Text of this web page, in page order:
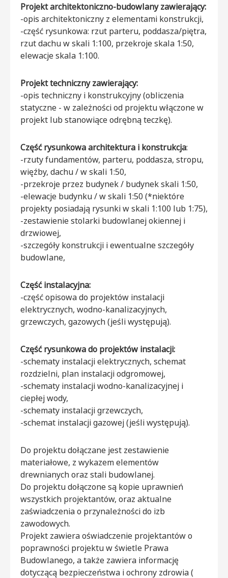
Projekt architektoniczno-budowlany zawierający:
-opis architektoniczny z elementami konstrukcji,
-część rysunkowa: rzut parteru, poddasza/piętra,
rzut dachu w skali 1:100, przekroje skala 1:50,
elewacje skala 1:100.
Projekt techniczny zawierający:
-opis techniczny i konstrukcyjny (obliczenia
statyczne - w zależności od projektu włączone w
projekt lub stanowiące odrębną teczkę).
Część rysunkowa architektura i konstrukcja:
-rzuty fundamentów, parteru, poddasza, stropu,
więźby, dachu / w skali 1:50,
-przekroje przez budynek / budynek skali 1:50,
-elewacje budynku / w skali 1:50 (*niektóre
projekty posiadają rysunki w skali 1:100 lub 1:75),
-zestawienie stolarki budowlanej okiennej i
drzwiowej,
-szczegóły konstrukcji i ewentualne szczegóły
budowlane,
Część instalacyjna:
-część opisowa do projektów instalacji
elektrycznych, wodno-kanalizacyjnych,
grzewczych, gazowych (jeśli występują).
Część rysunkowa do projektów instalacji:
-schematy instalacji elektrycznych, schemat
rozdzielni, plan instalacji odgromowej,
-schematy instalacji wodno-kanalizacyjnej i
ciepłej wody,
-schematy instalacji grzewczych,
-schemat instalacji gazowej (jeśli występują).
Do projektu dołączane jest zestawienie
materiałowe, z wykazem elementów
drewnianych oraz stali budowlanej.
Do projektu dołączone są kopie uprawnień
wszystkich projektantów, oraz aktualne
zaświadczenia o przynależności do izb
zawodowych.
Projekt zawiera oświadczenie projektantów o
poprawności projektu w świetle Prawa
Budowlanego, a także zawiera informację
dotyczącą bezpieczeństwa i ochrony zdrowia (